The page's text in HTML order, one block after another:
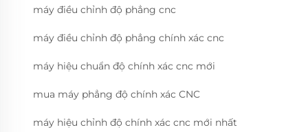
máy điều chỉnh độ phẳng cnc
máy điều chỉnh độ phẳng chính xác cnc
máy hiệu chuẩn độ chính xác cnc mới
mua máy phẳng độ chính xác CNC
máy hiệu chỉnh độ chính xác cnc mới nhất